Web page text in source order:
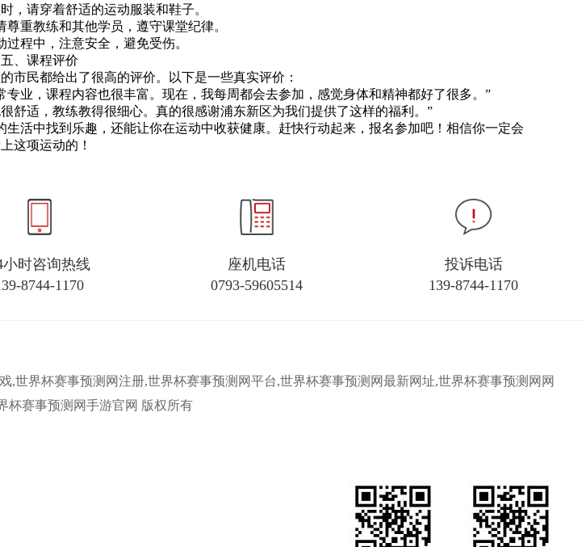
，请穿着舒适的运动服装和鞋子。
重教练和其他学员，遵守课堂纪律。
过程中，注意安全，避免受伤。
五、课程评价
市民都给出了很高的评价。以下是一些真实评价：
业，课程内容也很丰富。现在，我每周都会去参加，感觉身体和精神都好了很多。”
舒适，教练教得很细心。真的很感谢浦东新区为我们提供了这样的福利。”
活中找到乐趣，还能让你在运动中收获健康。赶快行动起来，报名参加吧！相信你一定会
这项运动的！
小时咨询热线
8744-1170
座机电话
0793-59605514
投诉电话
139-8744-1170
,世界杯赛事预测网注册,世界杯赛事预测网平台,世界杯赛事预测网最新网址,世界杯赛事预测网网
杯赛事预测网手游官网 版权所有